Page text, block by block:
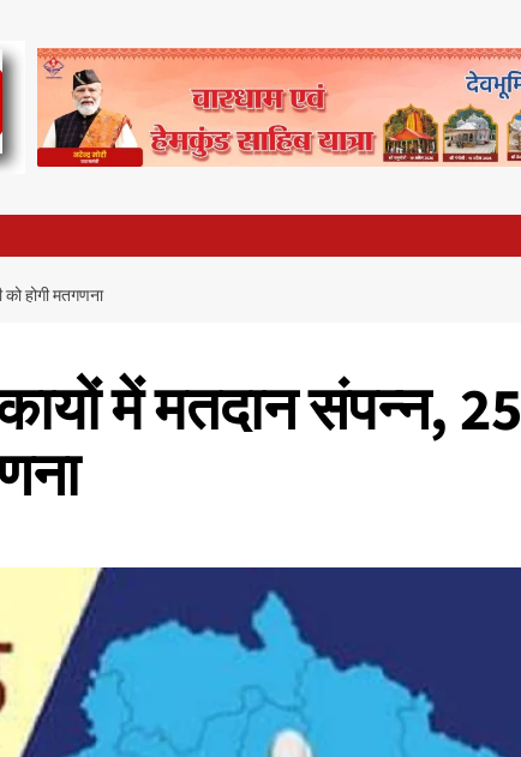
होगी मतगणना
में मतदान संपन्न, 25